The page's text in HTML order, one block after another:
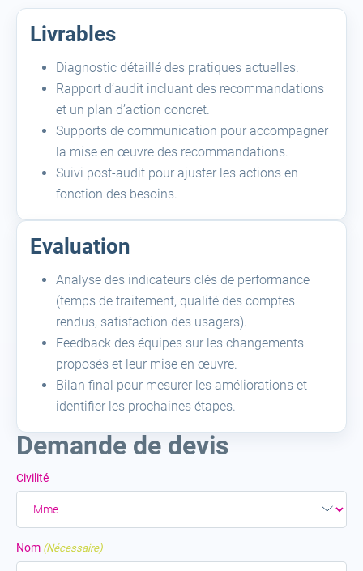
Livrables
Diagnostic détaillé des pratiques actuelles.
Rapport d’audit incluant des recommandations
et un plan d’action concret.
Supports de communication pour accompagner
la mise en œuvre des recommandations.
Suivi post-audit pour ajuster les actions en
fonction des besoins.
Evaluation
Analyse des indicateurs clés de performance
(temps de traitement, qualité des comptes
rendus, satisfaction des usagers).
Feedback des équipes sur les changements
proposés et leur mise en œuvre.
Bilan final pour mesurer les améliorations et
identifier les prochaines étapes.
Demande de devis
Civilité
Nom (Nécessaire)